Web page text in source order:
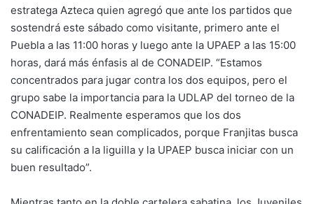
estratega Azteca quien agregó que ante los partidos que
sostendrá este sábado como visitante, primero ante el
Puebla a las 11:00 horas y luego ante la UPAEP a las 15:00
horas, dará más énfasis al de CONADEIP. “Estamos
concentrados para jugar contra los dos equipos, pero el
grupo sabe la importancia para la UDLAP del torneo de la
CONADEIP. Realmente esperamos que los dos
enfrentamiento sean complicados, porque Franjitas busca
su calificación a la liguilla y la UPAEP busca iniciar con un
buen resultado”.